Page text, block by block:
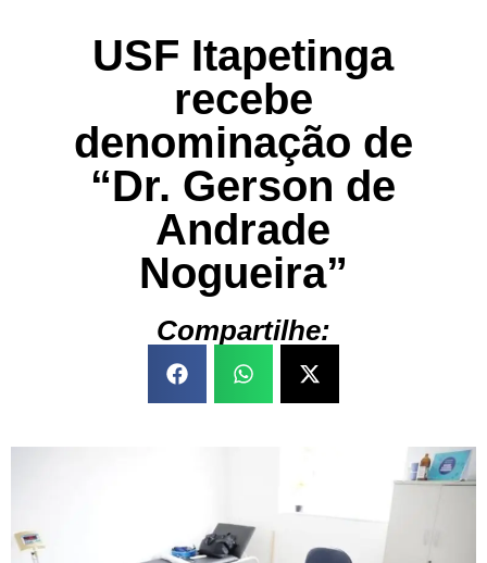
USF Itapetinga
recebe
denominação de
“Dr. Gerson de
Andrade
Nogueira”
Compartilhe: